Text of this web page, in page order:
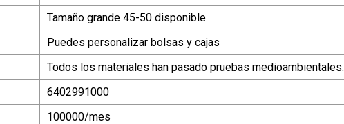
Tamaño grande 45-50 disponible
Puedes personalizar bolsas y cajas
Todos los materiales han pasado pruebas medioambientales.
6402991000
100000/mes